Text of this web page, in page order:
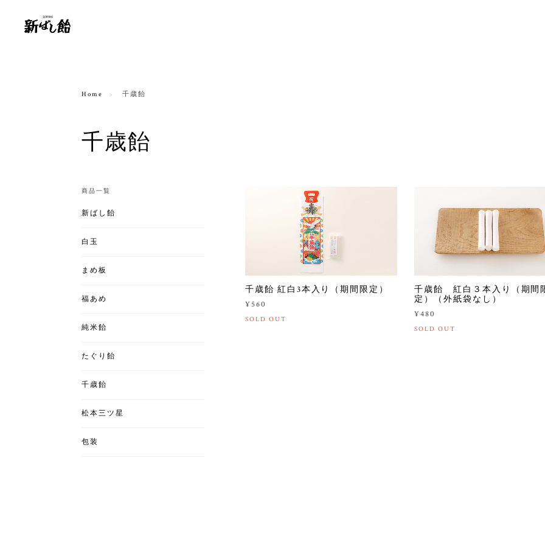
Home 千歳飴
千歳飴
千歳飴 紅白3本入り（期間限定）
¥560
SOLD OUT
千歳飴 紅白３本入り（期間
定）（外紙袋なし）
¥480
SOLD OUT
商品一覧
新ばし飴
白玉
まめ板
福あめ
純米飴
たぐり飴
千歳飴
松本三ツ星
包装